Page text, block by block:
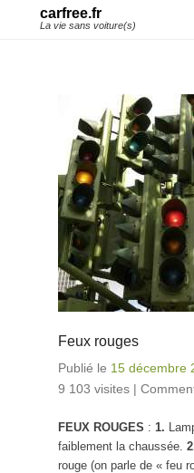
carfree.fr
La vie sans voiture(s)
Feux rouges
Publié le 15 décembre
9 103 visites |
FEUX ROUGES : 1.
faiblement la chaussée.
rouge (on parle de « feu